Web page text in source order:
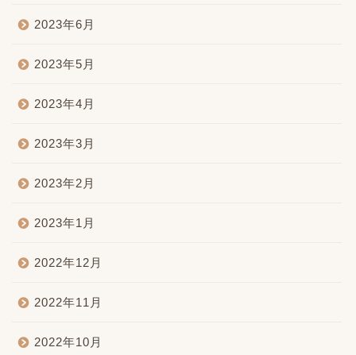
2023年6月
2023年5月
2023年4月
2023年3月
2023年2月
2023年1月
2022年12月
2022年11月
2022年10月